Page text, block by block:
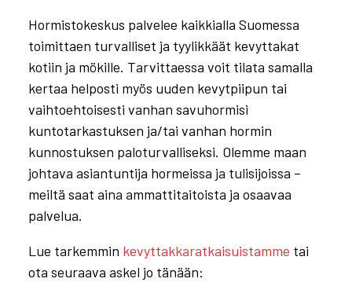
Hormistokeskus palvelee kaikkialla Suomessa
toimittaen turvalliset ja tyylikkäät kevyttakat
kotiin ja mökille. Tarvittaessa voit tilata samalla
kertaa helposti myös uuden kevytpiipun tai
vaihtoehtoisesti vanhan savuhormisi
kuntotarkastuksen ja/tai vanhan hormin
kunnostuksen paloturvalliseksi. Olemme maan
johtava asiantuntija hormeissa ja tulisijoissa –
meiltä saat aina ammattitaitoista ja osaavaa
palvelua.
Lue tarkemmin kevyttakkaratkaisuistamme tai
ota seuraava askel jo tänään: